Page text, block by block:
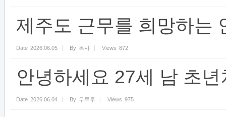
제주도 근무를 희망하는
Date 2026.06.05 By 독사 Views 872
안녕하세요 27세 남 초
Date 2026.06.04 By 우루루 Views 975